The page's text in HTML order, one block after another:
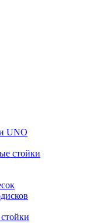
UNO
стойки